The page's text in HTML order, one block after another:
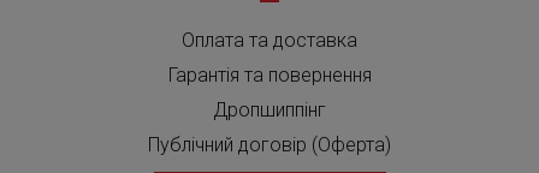
Оплата та доставка
Гарантія та повернення
Дропшиппінг
Публічний договір (Оферта)